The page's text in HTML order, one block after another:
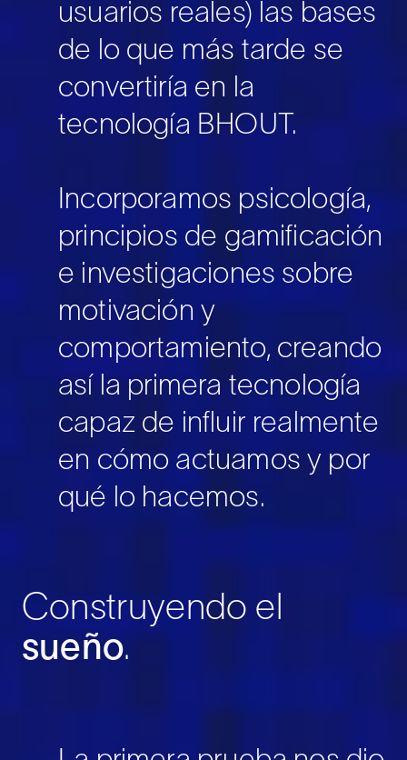
usuarios reales) las bases
de lo que más tarde se
convertiría en la
tecnología BHOUT.
Incorporamos psicología,
principios de gamificación
e investigaciones sobre
motivación y
comportamiento, creando
así la primera tecnología
capaz de influir realmente
en cómo actuamos y por
qué lo hacemos.
Construyendo el
sueño.